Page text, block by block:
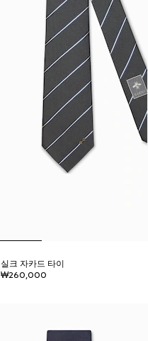
실크 자카드 타이
₩260,000